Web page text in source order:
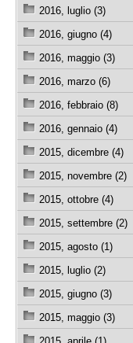
2016, luglio (3)
2016, giugno (4)
2016, maggio (3)
2016, marzo (6)
2016, febbraio (8)
2016, gennaio (4)
2015, dicembre (4)
2015, novembre (2)
2015, ottobre (4)
2015, settembre (2)
2015, agosto (1)
2015, luglio (2)
2015, giugno (3)
2015, maggio (3)